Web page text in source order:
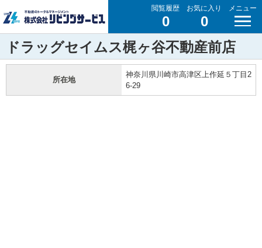
閲覧履歴
0
お気に入り
0
メニュー
ドラッグセイムス梶ヶ谷不動産前店
所在地
神奈川県川崎市高津区上作延５丁目2
6-29